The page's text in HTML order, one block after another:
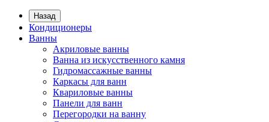
Назад
Кондиционеры
Ванны
Акриловые ванны
Ванна из искусственного камня
Гидромассажные ванны
Каркасы для ванн
Квариловые ванны
Панели для ванн
Перегородки на ванну